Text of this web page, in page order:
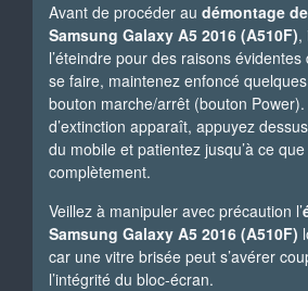
Avant de procéder au démontage
Samsung Galaxy A5 2016 (A510F),
l’éteindre pour des raisons
se faire, maintenez enfoncé
bouton marche/arrêt (bouton
d’extinction apparaît, appuyez
du mobile et patientez jusqu’à ce que
complètement.
Veillez à manipuler avec précaution l’
Samsung Galaxy A5 2016 (A510F)
car une vitre brisée peut s’avérer
l’intégrité du bloc-écran.